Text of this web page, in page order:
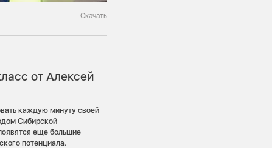
Скачать
от Алексей
каждую минуту своей
Сибирской
еще большие
потенциала.